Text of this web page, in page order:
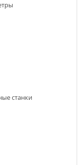
станки